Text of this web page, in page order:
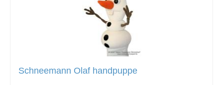
Schneemann Olaf handpuppe